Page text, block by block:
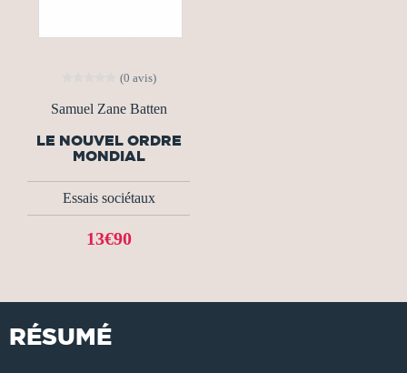
(0 avis)
Samuel Zane Batten
LE NOUVEL ORDRE
MONDIAL
Essais sociétaux
13€90
RÉSUMÉ